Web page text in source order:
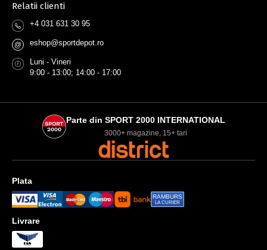
Relatii clienti
+4 031 631 30 95
@ eshop@sportdepot.ro
Luni - Vineri
9:00 - 13:00; 14:00 - 17:00
Parte din SPORT 2000 INTERNATIONAL
3000+ magazine, 15+ tari
Plata
RAMBURS
LA CURIER
Livrare